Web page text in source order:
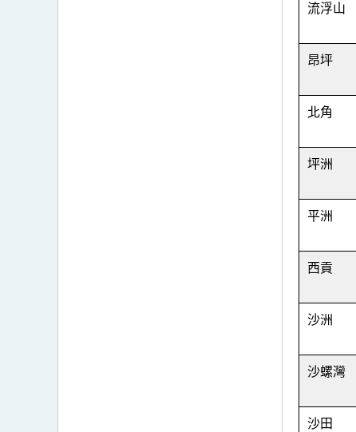
流浮山
昂坪
北角
坪洲
平洲
西貢
沙洲
沙螺灣
沙田